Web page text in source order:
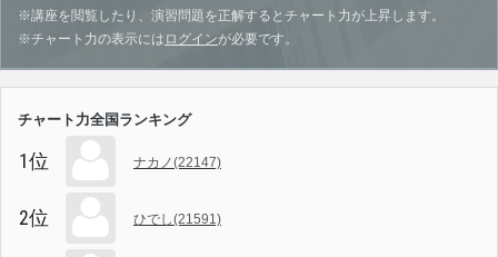
※講座を閲覧したり、演習問題を正解するとチャート力が上昇します。
※チャート力の表示には ログインが必要です。
チャート力全国ランキング
1位 ナカノ(22147)
2位 ひでし(21591)